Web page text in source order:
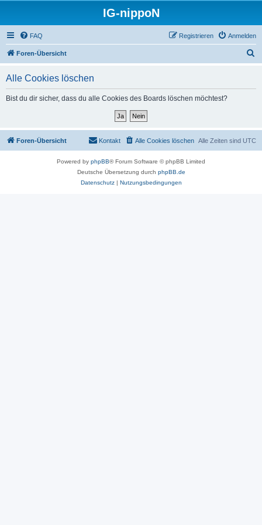
IG-nippoN
FAQ Anmelden
Registrieren
Foren-Übersicht
Alle Cookies löschen
Bist du dir sicher, dass du alle Cookies des Boards löschen möchtest?
Foren-Übersicht Alle Zeiten sind UTC
Alle Cookies löschen
Kontakt
Powered by phpBB® Forum Software © phpBB Limited
Deutsche Übersetzung durch phpBB.de
Datenschutz| Nutzungsbedingungen